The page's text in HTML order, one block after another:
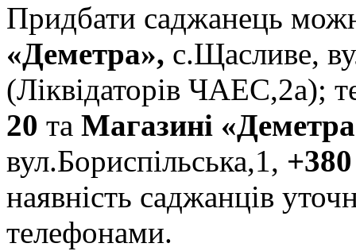
Придбати саджанець
«Деметра», с.Щасливе,
(Ліквідаторів ЧАЕС,2а);
20 та Магазині
вул.Бориспільська,1,
наявність саджанців
телефонами.